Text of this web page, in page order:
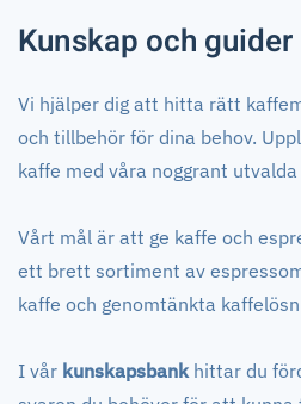
Kunskap och guider
Vi hjälper dig att hitta rätt
och tillbehör för dina behov.
kaffe med våra noggrant
Vårt mål är att ge kaffe och
ett brett sortiment av
kaffe och genomtänkta
I vår kunskapsbankhittar du